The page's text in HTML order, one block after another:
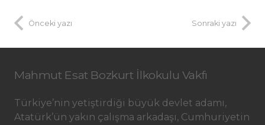
Önceki yazı Sonraki yazı
Mahmut Esat Bozkurt İlkokulu Vakfı
Türkiye’nin yetiştirdiği büyük devlet adamı,
Atatürk’ün yakın çalışma arkadaşı, Cumhuriyetin